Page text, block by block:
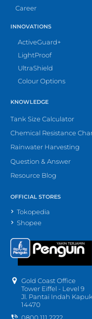
Career
INNOVATIONS
ActiveGuard+
LightProof
UltraShield
Colour Options
KNOWLEDGE
Tank Size Calculator
Chemical Resistance
Rainwater Harvesting
Question & Answer
Resource Blog
OFFICIAL STORES
Tokopedia
Shopee
Gold Coast Office
Tower Eiffel - Level 9
Jl. Pantai Indah
14470